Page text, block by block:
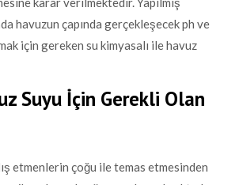
havuzun çapında gerçekleşecek ph ve
için gereken su kimyasalı ile havuz
Suyu İçin Gerekli Olan
etmenlerin çoğu ile temas etmesinden